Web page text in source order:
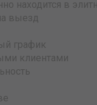
находится в
выезд
график
клиентами